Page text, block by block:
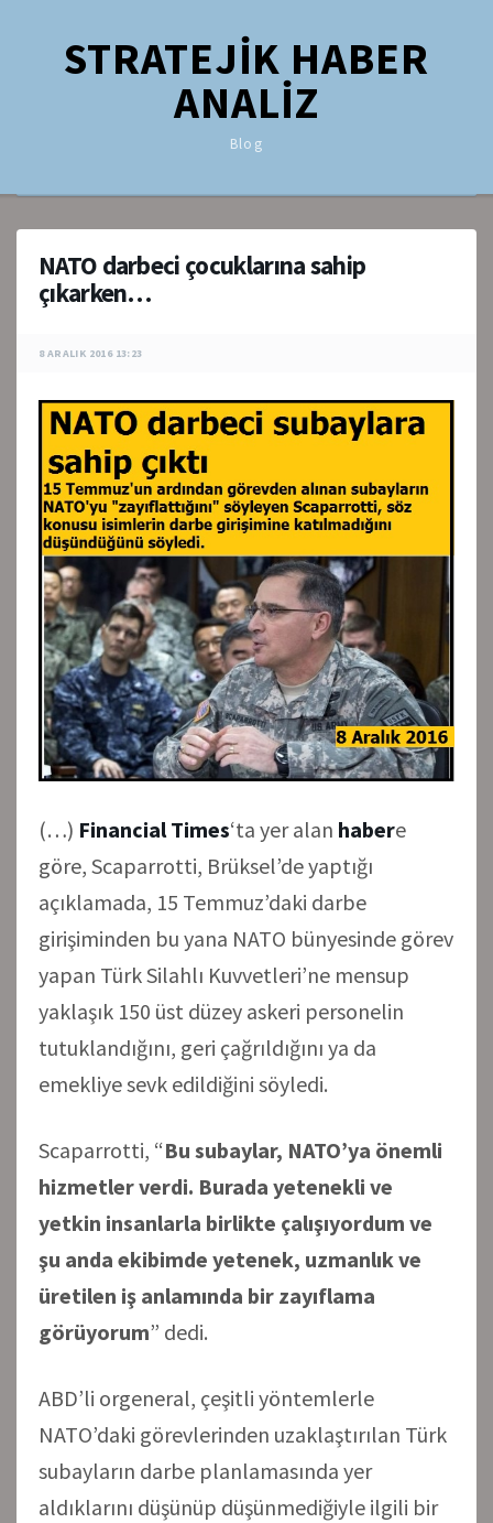
STRATEJİK HABER
ANALİZ
Blog
NATO darbeci çocuklarına sahip
çıkarken…
8 ARALIK 2016 13:23
(…) Financial Times‘ta yer alan habere
göre, Scaparrotti, Brüksel’de yaptığı
açıklamada, 15 Temmuz’daki darbe
girişiminden bu yana NATO bünyesinde görev
yapan Türk Silahlı Kuvvetleri’ne mensup
yaklaşık 150 üst düzey askeri personelin
tutuklandığını, geri çağrıldığını ya da
emekliye sevk edildiğini söyledi.
Scaparrotti, “Bu subaylar, NATO’ya önemli
hizmetler verdi. Burada yetenekli ve
yetkin insanlarla birlikte çalışıyordum ve
şu anda ekibimde yetenek, uzmanlık ve
üretilen iş anlamında bir zayıflama
görüyorum” dedi.
ABD’li orgeneral, çeşitli yöntemlerle
NATO’daki görevlerinden uzaklaştırılan Türk
subayların darbe planlamasında yer
aldıklarını düşünüp düşünmediğiyle ilgili bir